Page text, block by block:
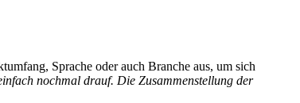
Sprache oder auch Branche aus, um sich
nochmal drauf. Die Zusammenstellung der